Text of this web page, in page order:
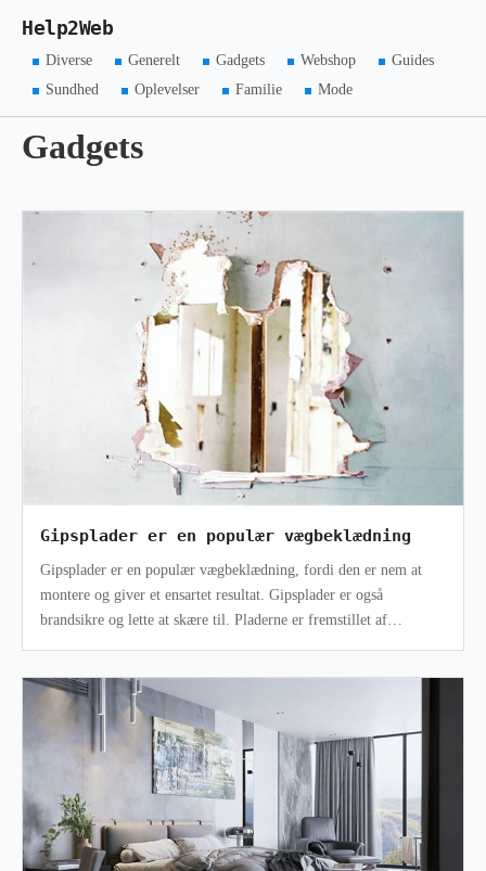
Help2Web
Diverse Generelt Gadgets Webshop
Guides
Sundhed
Oplevelser Familie Mode
Gadgets
Gipsplader er en populær vægbeklædning
Gipsplader er en populær vægbeklædning, fordi den er nem at
montere og giver et ensartet resultat. Gipsplader er også
brandsikre og lette at skære til. Pladerne er fremstillet af